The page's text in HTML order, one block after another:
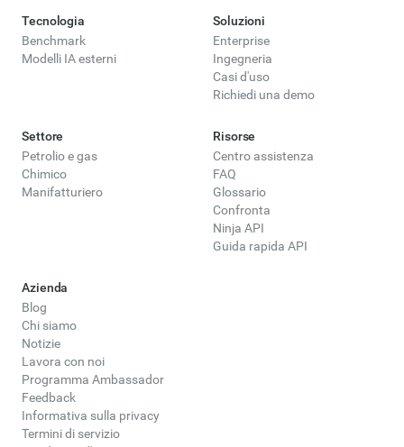
Tecnologia
Benchmark
Modelli IA esterni
Soluzioni
Enterprise
Ingegneria
Casi d'uso
Richiedi una demo
Settore
Petrolio e gas
Chimico
Manifatturiero
Risorse
Centro assistenza
FAQ
Glossario
Confronta
Ninja API
Guida rapida API
Azienda
Blog
Chi siamo
Notizie
Lavora con noi
Programma Ambassador
Feedback
Informativa sulla privacy
Termini di servizio